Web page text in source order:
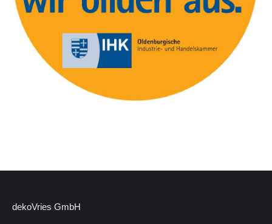
dekoVries GmbH